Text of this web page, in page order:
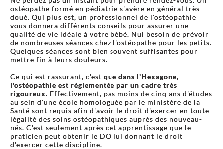
ostéopathe formé en pédiatrie s'avère en général très
doué. Qui plus est, un professionnel de l'ostéopathie
vous donnera différents conseils pour assurer une
qualité de vie idéale à votre bébé. Nul besoin de prévoir
de nombreuses séances chez l'ostéopathe pour les petits.
Quelques séances sont bien souvent suffisantes pour
mettre fin à leurs douleurs.
Ce qui est rassurant, c'est que dans l'Hexagone,
l'ostéopathie est règlementée par un cadre très
rigoureux. Effectivement, pas moins de cinq ans d'études
au sein d'une école homologuée par le ministère de la
Santé sont requis afin d'avoir le droit d'exercer en toute
légalité des soins ostéopathiques auprès des nouveau-
nés. C'est seulement après cet apprentissage que le
praticien peut obtenir le DO lui donnant le droit
d'exercer cette discipline.